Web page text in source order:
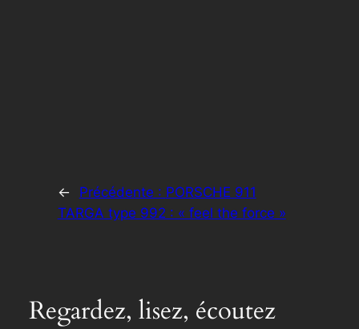
← Précédente : PORSCHE 911
TARGA type 992 : « feel the force »
Regardez, lisez, écoutez